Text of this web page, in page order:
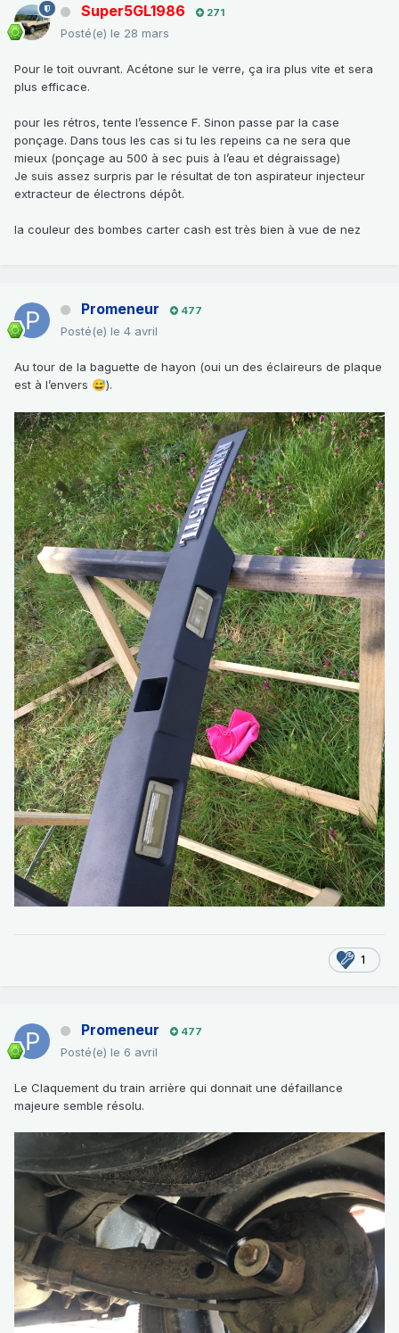
Super5GL1986 271
Posté(e) le 28 mars
Pour le toit ouvrant. Acétone sur le verre, ça ira plus vite et sera
plus efficace.
pour les rétros, tente l’essence F. Sinon passe par la case
ponçage. Dans tous les cas si tu les repeins ca ne sera que
mieux (ponçage au 500 à sec puis à l’eau et dégraissage)
Je suis assez surpris par le résultat de ton aspirateur injecteur
extracteur de électrons dépôt.
la couleur des bombes carter cash est très bien à vue de nez
Promeneur 477
Posté(e) le 4 avril
Au tour de la baguette de hayon (oui un des éclaireurs de plaque
est à l’envers 😅).
1
Promeneur 477
Posté(e) le 6 avril
Le Claquement du train arrière qui donnait une défaillance
majeure semble résolu.